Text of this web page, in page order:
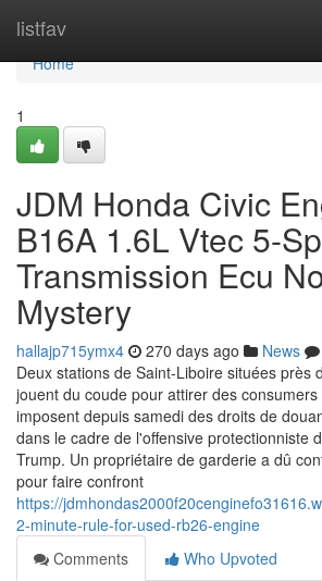
listfav
Home
Home
1
JDM Honda Civic
B16A 1.6L Vtec 5-
Transmission Ecu
Mystery
hallajp715ymx4 270 days ago News
Deux stations de Saint-Liboire situées près
jouent du coude pour attirer des
imposent depuis samedi des droits de
dans le cadre de l'offensive protectionniste
Trump. Un propriétaire de garderie a dû
pour faire confront
https://
2-minute-rule-for-used-rb26-engine
Comments
Who Upvoted